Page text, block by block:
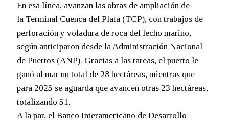
En esa línea, avanzan las obras de ampliación de
la Terminal Cuenca del Plata (TCP), con trabajos de
perforación y voladura de roca del lecho marino,
según anticiparon desde la Administración Nacional
de Puertos (ANP). Gracias a las tareas, el puerto le
ganó al mar un total de 28 hectáreas, mientras que
para 2025 se aguarda que avancen otras 23 hectáreas,
totalizando 51.
A la par, el Banco Interamericano de Desarrollo